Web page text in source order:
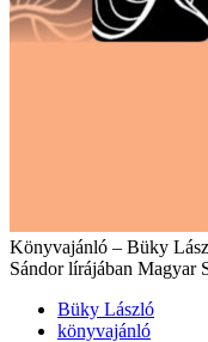
Könyvajánló – Büky
Sándor lírájában
Büky László
könyvajánló